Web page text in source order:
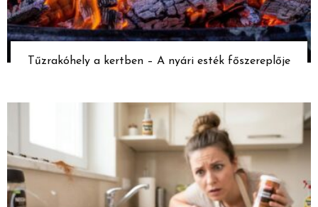
Tűzrakóhely a kertben – A nyári esték főszereplője